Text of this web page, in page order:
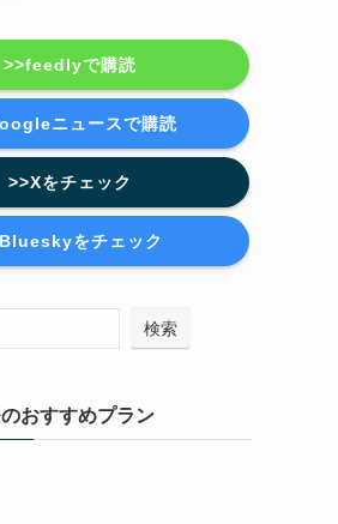
>>feedlyで購読
ニュースで購読
>>Xをチェック
をチェック
検索
おすすめプラン